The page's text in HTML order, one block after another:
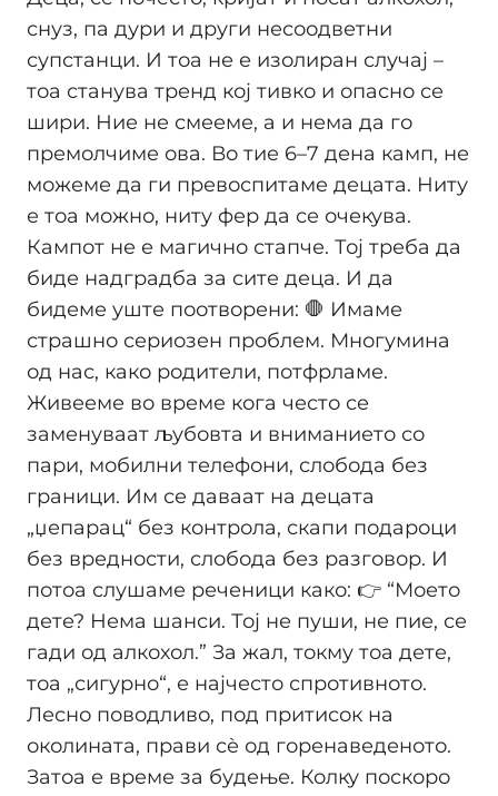
снуз, па дури и други несоодветни
супстанци. И тоа не е изолиран случај –
тоа станува тренд кој тивко и опасно се
шири. Ние не смееме, а и нема да го
премолчиме ова. Во тие 6–7 дена камп, не
можеме да ги превоспитаме децата. Ниту
е тоа можно, ниту фер да се очекува.
Кампот не е магично стапче. Тој треба да
биде надградба за сите деца. И да
бидеме уште поотворени: 🛑 Имаме
страшно сериозен проблем. Многумина
од нас, како родители, потфрламе.
Живееме во време кога често се
заменуваат љубовта и вниманието со
пари, мобилни телефони, слобода без
граници. Им се даваат на децата
„џепарац“ без контрола, скапи подароци
без вредности, слобода без разговор. И
потоа слушаме реченици како: 👉 “Моето
дете? Нема шанси. Тој не пуши, не пие, се
гади од алкохол.” За жал, токму тоа дете,
тоа „сигурно“, е најчесто спротивното.
Лесно поводливо, под притисок на
околината, прави сѐ од горенаведеното.
Затоа е време за будење. Колку поскоро